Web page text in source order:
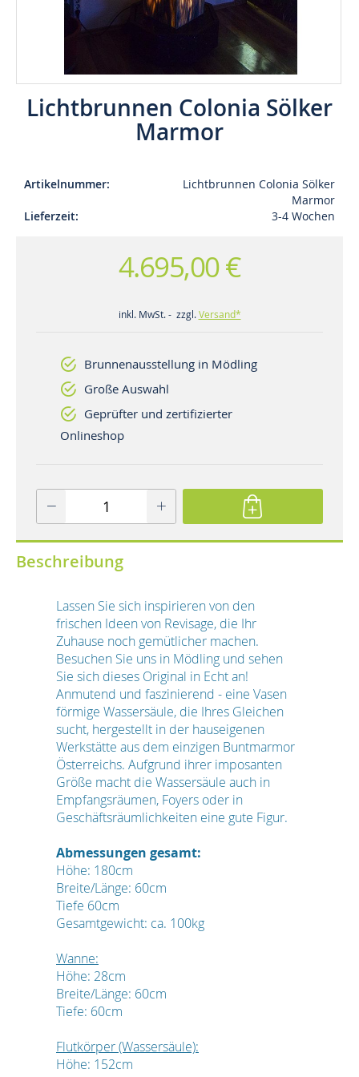
Lichtbrunnen Colonia Sölker
Marmor
Artikelnummer
Lichtbrunnen Colonia Sölker
Marmor
Lieferzeit
3-4 Wochen
4.695,00 €
inkl. MwSt. - zzgl.Versand*
Brunnenausstellung in Mödling
Große Auswahl
Geprüfter und zertifizierter
Onlineshop
Beschreibung
Lassen Sie sich inspirieren von den
frischen Ideen von Revisage, die Ihr
Zuhause noch gemütlicher machen.
Besuchen Sie uns in Mödling und sehen
Sie sich dieses Original in Echt an!
Anmutend und faszinierend - eine Vasen
förmige Wassersäule, die Ihres Gleichen
sucht, hergestellt in der hauseigenen
Werkstätte aus dem einzigen Buntmarmor
Österreichs. Aufgrund ihrer imposanten
Größe macht die Wassersäule auch in
Empfangsräumen, Foyers oder in
Geschäftsräumlichkeiten eine gute Figur.
Abmessungen gesamt:
Höhe: 180cm
Breite/Länge: 60cm
Tiefe 60cm
Gesamtgewicht: ca. 100kg
Wanne:
Höhe: 28cm
Breite/Länge: 60cm
Tiefe: 60cm
Flutkörper (Wassersäule):
Höhe: 152cm